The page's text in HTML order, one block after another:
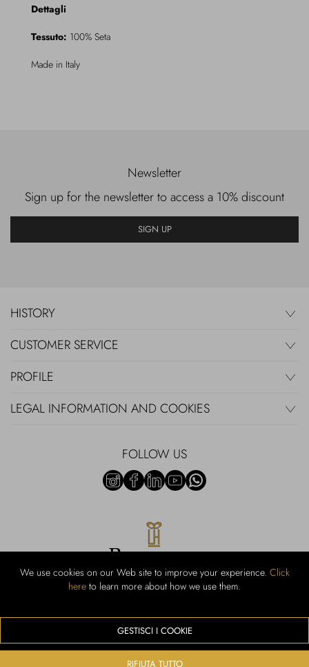
We use cookies on our Web site to improve your experience. Click
here to learn more about how we use them.
GESTISCI I COOKIE
RIFIUTA TUTTO
Dettagli
Tessuto: 100% Seta
Made in Italy
Newsletter
Sign up for the newsletter to access a 10% discount
SIGN UP
HISTORY
CUSTOMER SERVICE
PROFILE
LEGAL INFORMATION AND COOKIES
FOLLOW US
Rubinacci S.r.l.: Viale Gramsci, 15 - 80122 Naples - P.Iva 00436210637 -
We accept the following payment methods